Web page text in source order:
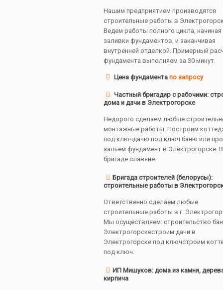
Нашим предприятием производятся
строительные работы в
Ведем работы полного цикла, начиная
заливки фундаментов, и заканчивая
внутренней отделкой. Примерный
фундамента выполняем за 30 минут.
Цена фундамента по запросу
Частный бригадир с рабочими:
дома и дачи в Электрогорске
Недорого сделаем любые
монтажные работы. Построим
под ключдачю под ключ баню или
зальем фундамент в Электрогорске. В
бригаде славяне.
Бригада строителей (белорусы):
строительные работы в
Ответственно сделаем любые
строительные работы в г.
Мы осуществляем: строительство
Электрогорскестроим дачи в
Электрогорске под ключстроим
под ключ.
ИП Мишуков: дома из камня,
кирпича